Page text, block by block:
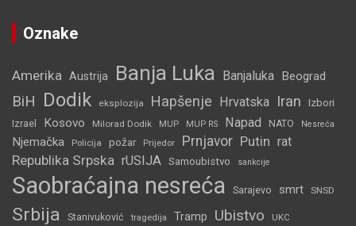
Oznake
Amerika Austrija Banja Luka Banjaluka Beograd
BiH Dodik eksplozija Hapšenje Hrvatska Iran Izbori
Izrael Kosovo Milorad Dodik MUP MUP RS Napad NATO Nesreća
Njemačka Policija požar Prijedor Prnjavor Putin rat
Republika Srpska rUSIJA Samoubistvo sankcije
Saobraćajna nesreća Sarajevo smrt SNSD
Srbija Stanivuković tragedija Tramp Ubistvo UKC